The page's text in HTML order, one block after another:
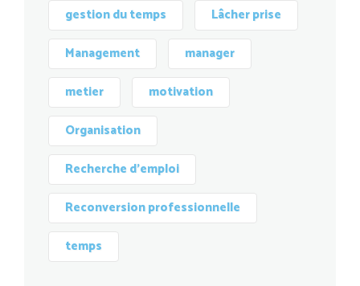
gestion du temps
Lâcher prise
Management
manager
metier
motivation
Organisation
Recherche d'emploi
Reconversion professionnelle
temps